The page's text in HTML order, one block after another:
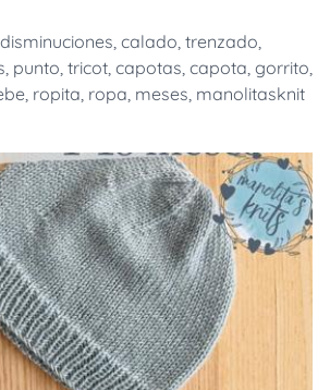
disminuciones, calado, trenzado,
, punto, tricot, capotas, capota, gorrito,
, ropita, ropa, meses, manolitasknit